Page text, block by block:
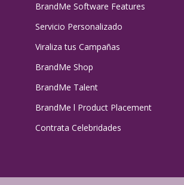
BrandMe Software Features
Servicio Personalizado
Viraliza tus Campañas
BrandMe Shop
BrandMe Talent
BrandMe l Product Placement
Contrata Celebridades